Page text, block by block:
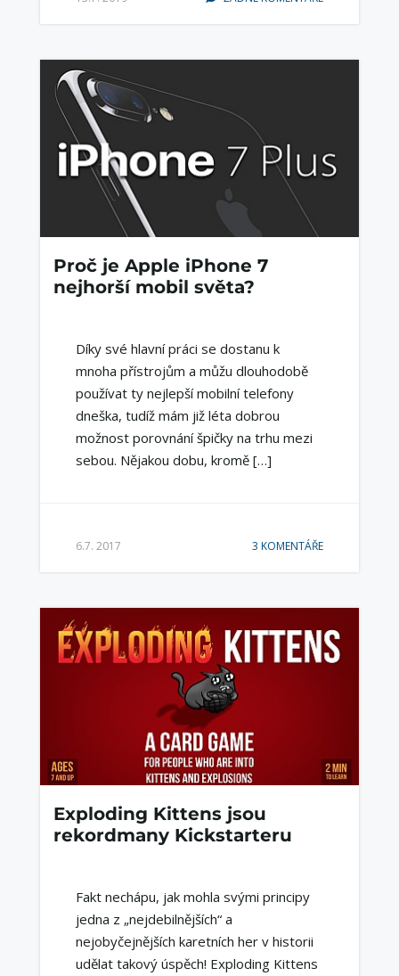
Proč je Apple iPhone 7
nejhorší mobil světa?
Díky své hlavní práci se dostanu k
mnoha přístrojům a můžu dlouhodobě
používat ty nejlepší mobilní telefony
dneška, tudíž mám již léta dobrou
možnost porovnání špičky na trhu mezi
sebou. Nějakou dobu, kromě […]
6.7. 2017 3 KOMENTÁŘE
Exploding Kittens jsou
rekordmany Kickstarteru
Fakt nechápu, jak mohla svými principy
jedna z „nejdebilnějších“ a
nejobyčejnějších karetních her v historii
udělat takový úspěch! Exploding Kittens